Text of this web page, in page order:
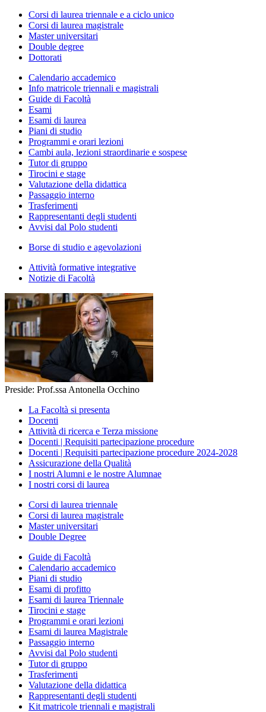
Corsi di laurea triennale e a ciclo unico
Corsi di laurea magistrale
Master universitari
Double degree
Dottorati
Calendario accademico
Info matricole triennali e magistrali
Guide di Facoltà
Esami
Esami di laurea
Piani di studio
Programmi e orari lezioni
Cambi aula, lezioni straordinarie e sospese
Tutor di gruppo
Tirocini e stage
Valutazione della didattica
Passaggio interno
Trasferimenti
Rappresentanti degli studenti
Avvisi dal Polo studenti
Borse di studio e agevolazioni
Attività formative integrative
Notizie di Facoltà
Preside: Prof.ssa Antonella Occhino
La Facoltà si presenta
Docenti
Attività di ricerca e Terza missione
Docenti | Requisiti partecipazione procedure
Docenti | Requisiti partecipazione procedure 2024-2028
Assicurazione della Qualità
I nostri Alumni e le nostre Alumnae
I nostri corsi di laurea
Corsi di laurea triennale
Corsi di laurea magistrale
Master universitari
Double Degree
Guide di Facoltà
Calendario accademico
Piani di studio
Esami di profitto
Esami di laurea Triennale
Tirocini e stage
Programmi e orari lezioni
Esami di laurea Magistrale
Passaggio interno
Avvisi dal Polo studenti
Tutor di gruppo
Trasferimenti
Valutazione della didattica
Rappresentanti degli studenti
Kit matricole triennali e magistrali